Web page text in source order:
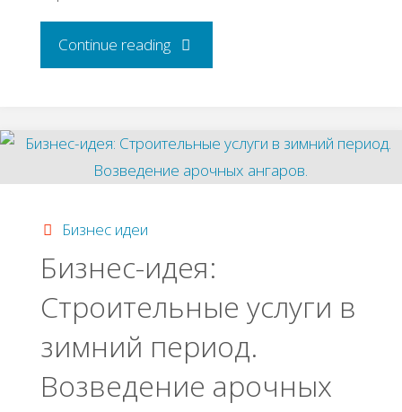
Continue reading"Бизнес
бытовок"
Бизнес идеи
Бизнес-идея:
Строительные услуги в
зимний период.
Возведение арочных